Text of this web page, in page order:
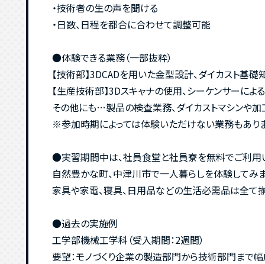
・技術者の生の声を聞ける
・日数、日程を都合に合わせて調整可能
●体験できる業務（一部抜粋）
【技術部】3DCADを用いた金型設計、ダイカスト
【生産技術部】3Dスキャナの使用、シーケンサーに
その他にも…製品の検査業務、ダイカストマシンや
※参加時期によっては体験いただけない業務もあり
●実習期間中は、社員食堂と社員寮を無料でご利用
自然豊かな町、中津川市で一人暮らしを体験してみ
家具や家電、寝具、日用品などの生活必需品は全て揃
●過去の実施例
工学部機械工学科（受入期間：2週間）
要望：モノづくり企業の製造部門から技術部門まで幅